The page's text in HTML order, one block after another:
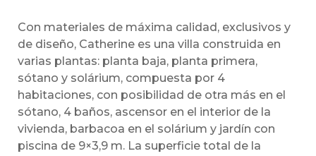
Con materiales de máxima calidad, exclusivos y
de diseño, Catherine es una villa construida en
varias plantas: planta baja, planta primera,
sótano y solárium, compuesta por 4
habitaciones, con posibilidad de otra más en el
sótano, 4 baños, ascensor en el interior de la
vivienda, barbacoa en el solárium y jardín con
piscina de 9×3,9 m. La superficie total de la